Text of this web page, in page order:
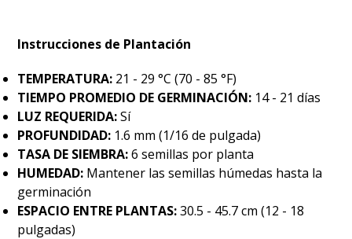
Instrucciones de Plantación
TEMPERATURA: 21 - 29 °C (70 - 85 °F)
TIEMPO PROMEDIO DE GERMINACIÓN: 14 - 21 días
LUZ REQUERIDA:Sí
PROFUNDIDAD: 1.6 mm (1/16 de pulgada)
TASA DE SIEMBRA:6 semillas por planta
HUMEDAD: Mantener las semillas húmedas hasta la
germinación
ESPACIO ENTRE PLANTAS:30.5 - 45.7 cm (12 - 18
pulgadas)